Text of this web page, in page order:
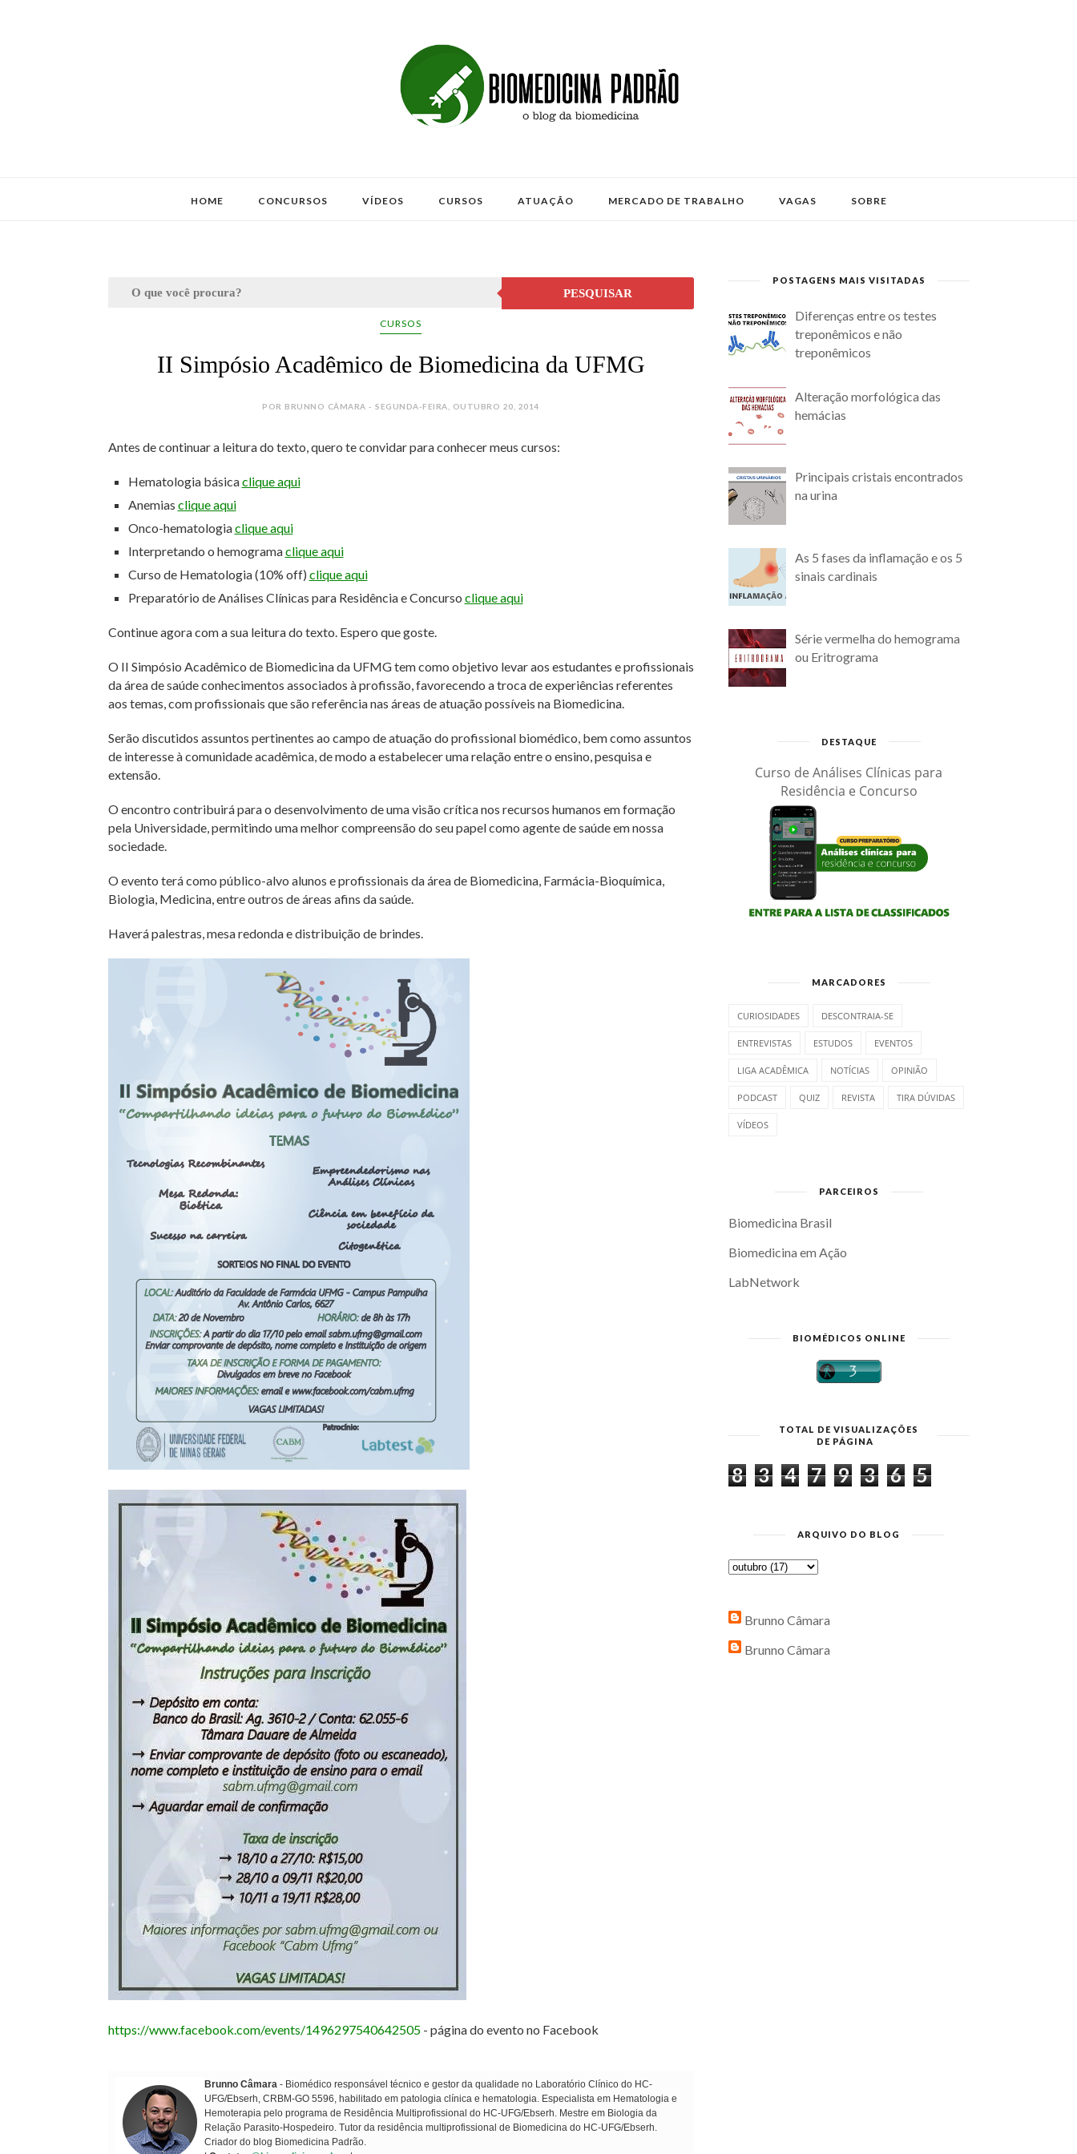
HOME CONCURSOS VÍDEOS CURSOS ATUAÇÃO MERCADO DE TRABALHO VAGAS SOBRE
PESQUISAR
CURSOS
II Simpósio Acadêmico de Biomedicina da UFMG
POR BRUNNO CÂMARA - SEGUNDA-FEIRA, OUTUBRO 20, 2014
Antes de continuar a leitura do texto, quero te convidar para conhecer meus cursos:
Hematologia básicaclique aqui
Anemias clique aqui
Onco-hematologiaclique aqui
Interpretando o hemogramaclique aqui
Curso de Hematologia (10% off) clique aqui
Preparatório de Análises Clínicas para Residência e Concurso clique aqui
Continue agora com a sua leitura do texto. Espero que goste.
O II Simpósio Acadêmico de Biomedicina da UFMG tem como objetivo levar aos estudantes e profissionais
da área de saúde conhecimentos associados à profissão, favorecendo a troca de experiências referentes
aos temas, com profissionais que são referência nas áreas de atuação possíveis na Biomedicina.
Serão discutidos assuntos pertinentes ao campo de atuação do profissional biomédico, bem como assuntos
de interesse à comunidade acadêmica, de modo a estabelecer uma relação entre o ensino, pesquisa e
extensão.
O encontro contribuirá para o desenvolvimento de uma visão crítica nos recursos humanos em formação
pela Universidade, permitindo uma melhor compreensão do seu papel como agente de saúde em nossa
sociedade.
O evento terá como público-alvo alunos e profissionais da área de Biomedicina, Farmácia-Bioquímica,
Biologia, Medicina, entre outros de áreas afins da saúde.
Haverá palestras, mesa redonda e distribuição de brindes.
https://www.facebook.com/events/1496297540642505- página do evento no Facebook
Brunno Câmara- Biomédico responsável técnico e gestor da qualidade no Laboratório Clínico do HC-
UFG/Ebserh, CRBM-GO 5596, habilitado em patologia clínica e hematologia. Especialista em Hematologia e
Hemoterapia pelo programa de Residência Multiprofissional do HC-UFG/Ebserh. Mestre em Biologia da
Relação Parasito-Hospedeiro. Tutor da residência multiprofissional de Biomedicina do HC-UFG/Ebserh.
Criador do blog Biomedicina Padrão.
POSTAGENS MAIS VISITADAS
Diferenças entre os testes
treponêmicos e não
treponêmicos
Alteração morfológica das
hemácias
Principais cristais encontrados
na urina
As 5 fases da inflamação e os 5
sinais cardinais
Série vermelha do hemograma
ou Eritrograma
DESTAQUE
Curso de Análises Clínicas para
Residência e Concurso
MARCADORES
CURIOSIDADES DESCONTRAIA-SE
ENTREVISTAS ESTUDOS EVENTOS
LIGA ACADÊMICA NOTÍCIAS OPINIÃO
PODCAST QUIZ REVISTA TIRA DÚVIDAS
VÍDEOS
PARCEIROS
Biomedicina Brasil
Biomedicina em Ação
LabNetwork
BIOMÉDICOS ONLINE
TOTAL DE VISUALIZAÇÕES
DE PÁGINA
8 3 4 7 9 3 6 5
ARQUIVO DO BLOG
Brunno Câmara
Brunno Câmara